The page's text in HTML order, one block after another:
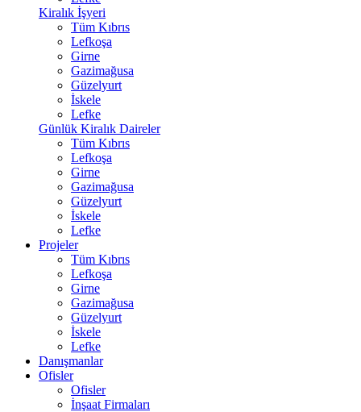
Kiralık İşyeri
Tüm Kıbrıs
Lefkoşa
Girne
Gazimağusa
Güzelyurt
İskele
Lefke
Günlük Kiralık Daireler
Tüm Kıbrıs
Lefkoşa
Girne
Gazimağusa
Güzelyurt
İskele
Lefke
Projeler
Tüm Kıbrıs
Lefkoşa
Girne
Gazimağusa
Güzelyurt
İskele
Lefke
Danışmanlar
Ofisler
Ofisler
İnşaat Firmaları